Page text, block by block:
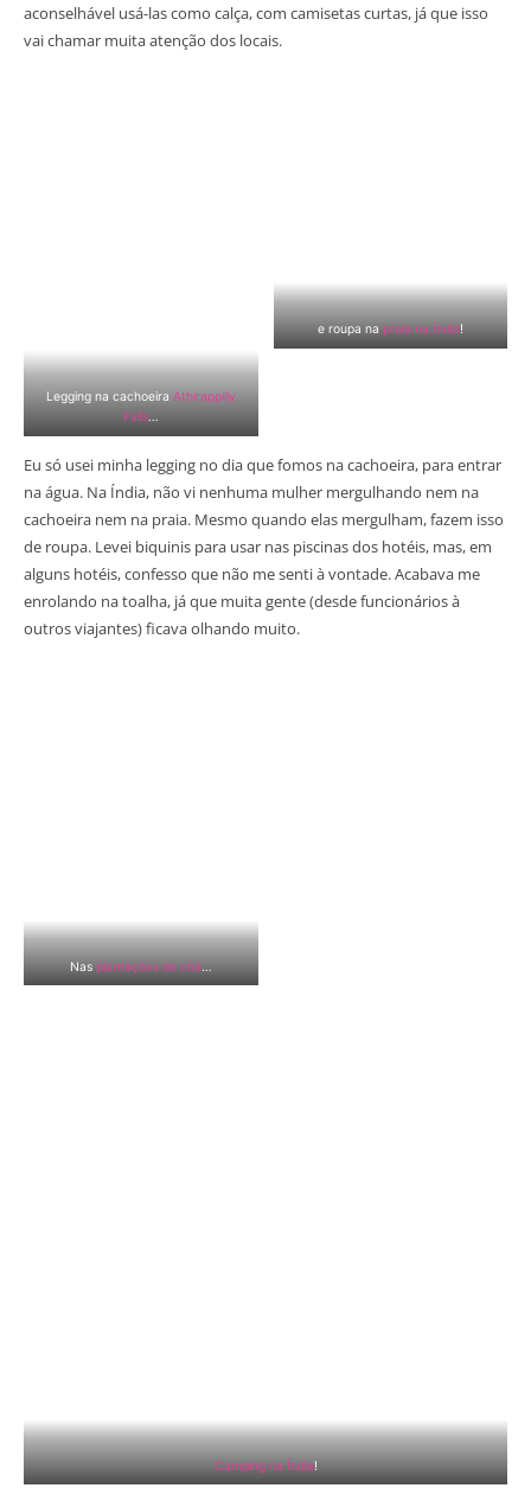
aconselhável usá-las como calça, com camisetas curtas, já que isso
vai chamar muita atenção dos locais.
Legging na cachoeira Athirappilly
Falls…
e roupa na praia na Índia!
Eu só usei minha legging no dia que fomos na cachoeira, para entrar
na água. Na Índia, não vi nenhuma mulher mergulhando nem na
cachoeira nem na praia. Mesmo quando elas mergulham, fazem isso
de roupa. Levei biquinis para usar nas piscinas dos hotéis, mas, em
alguns hotéis, confesso que não me senti à vontade. Acabava me
enrolando na toalha, já que muita gente (desde funcionários à
outros viajantes) ficava olhando muito.
Nas plantações de chá…
Camping na Índia!